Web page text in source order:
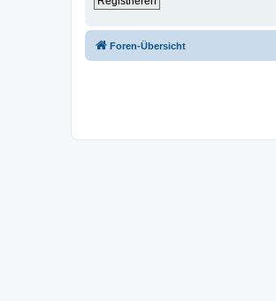
Foren-Übersicht